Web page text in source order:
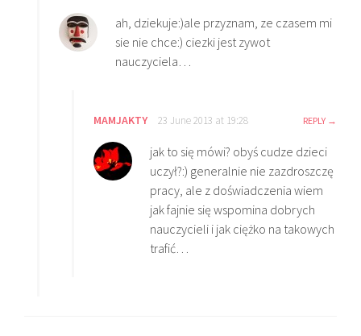
ah, dziekuje:)ale przyznam, ze czasem mi
sie nie chce:) ciezki jest zywot
nauczyciela…
MAMJAKTY 23 June 2013 at 19:28 REPLY
jak to się mówi? obyś cudze dzieci
uczył?:) generalnie nie zazdroszczę
pracy, ale z doświadczenia wiem
jak fajnie się wspomina dobrych
nauczycieli i jak ciężko na takowych
trafić…